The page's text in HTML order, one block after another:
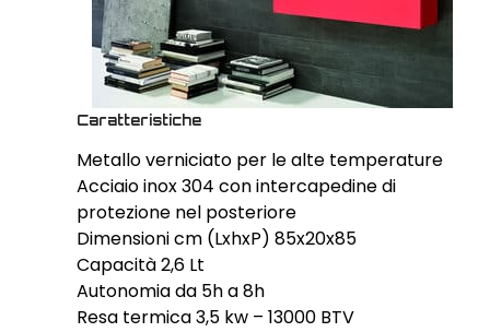
Caratteristiche
Metallo verniciato per le alte temperature
Acciaio inox 304 con intercapedine di
protezione nel posteriore
Dimensioni cm (LxhxP) 85x20x85
Capacità 2,6 Lt
Autonomia da 5h a 8h
Resa termica 3,5 kw – 13000 BTV